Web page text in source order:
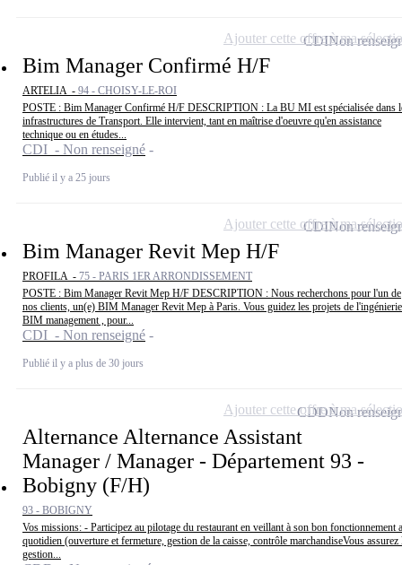
Bim Manager Confirmé H/F
ARTELIA - 94 - CHOISY-LE-ROI
POSTE : Bim Manager Confirmé H/F DESCRIPTION : La BU MI est spécialisée dans
infrastructures de Transport. Elle intervient, tant en maîtrise d'oeuvre qu'en assistance
technique ou en études...
CDI - Non renseigné
Publié il y a 25 jours
CDINon
Ajouter cette offre à ma
Bim Manager Revit Mep H/F
PROFILA - 75 - PARIS 1ER ARRONDISSEMENT
POSTE : Bim Manager Revit Mep H/F DESCRIPTION : Nous recherchons pour l'un de
nos clients, un(e) BIM Manager Revit Mep à Paris. Vous guidez les projets de
BIM management , pour...
CDI - Non renseigné
Publié il y a plus de 30 jours
CDINon
Ajouter cette offre à ma
Alternance Alternance Assistant
Manager / Manager - Département 93 -
Bobigny (F/H)
93 - BOBIGNY
Vos missions: - Participez au pilotage du restaurant en veillant à son bon fonctionnement
quotidien (ouverture et fermeture, gestion de la caisse, contrôle marchandiseVous assurez
gestion...
CDDNon
Ajouter cette offre à ma